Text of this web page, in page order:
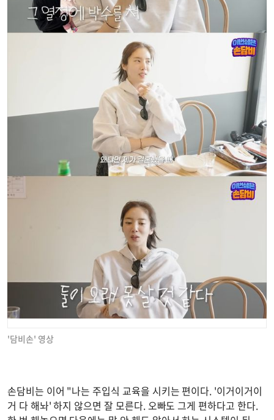
'담비손' 영상
손담비는 이어 "나는 주입식 교육을 시키는 편이다. '이거이거이
거 다 해놔' 하지 않으면 잘 모른다. 오빠도 그게 편하다고 한다.